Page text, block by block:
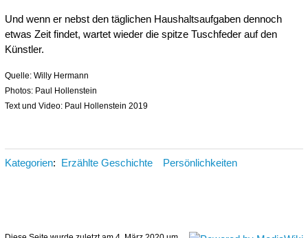
Und wenn er nebst den täglichen Haushaltsaufgaben dennoch
etwas Zeit findet, wartet wieder die spitze Tuschfeder auf den
Künstler.
Quelle: Willy Hermann
Photos: Paul Hollenstein
Text und Video: Paul Hollenstein 2019
Kategorien: Erzählte Geschichte Persönlichkeiten